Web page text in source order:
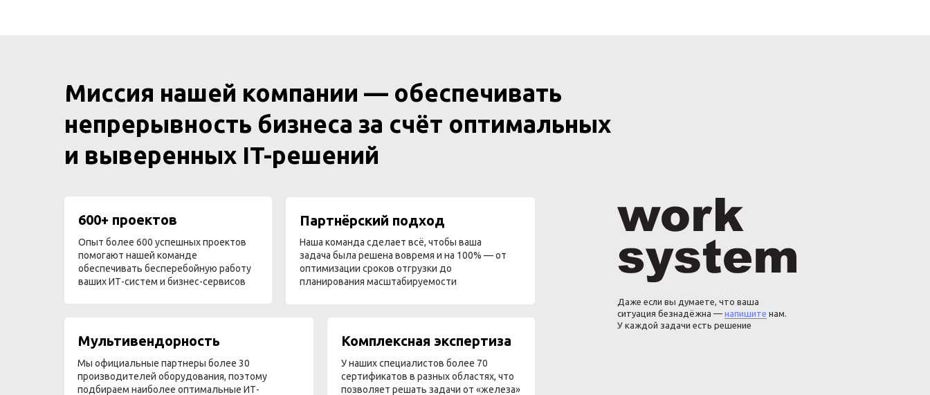
Миссия нашей компании — обеспечивать
непрерывность бизнеса за счёт оптимальных
и выверенных IT-решений
600+ проектов
Опыт более 600 успешных проектов
помогают нашей команде
обеспечивать бесперебойную работу
ваших ИТ-систем и бизнес-сервисов
Мультивендорность
Мы официальные партнеры более 30
производителей оборудования, поэтому
подбираем наиболее оптимальные ИТ-
Комплексная экспертиза
У наших специалистов более 70
сертификатов в разных областях, что
позволяет решать задачи от «железа»
Партнёрский подход
Наша команда сделает всё, чтобы ваша
задача была решена вовремя и на 100% — от
оптимизации сроков отгрузки до
планирования масштабируемости
Даже если вы думаете, что ваша
ситуация безнадёжна — напишите нам.
У каждой задачи есть решение